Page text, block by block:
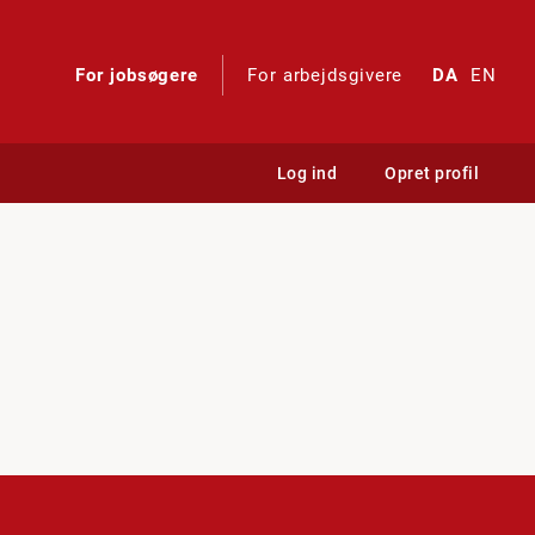
For jobsøgere For arbejdsgivere DA EN
Log ind Opret profil